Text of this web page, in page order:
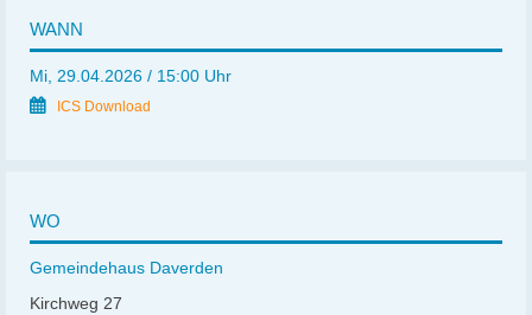
WANN
Mi, 29.04.2026 / 15:00 Uhr
ICS Download
WO
Gemeindehaus Daverden
Kirchweg 27